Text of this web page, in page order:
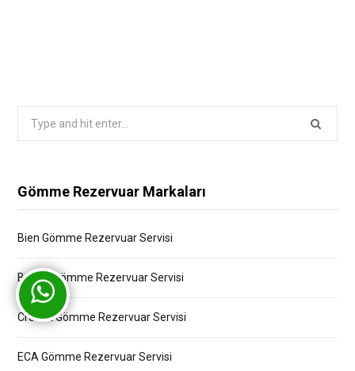
Gömme Rezervuar Markaları
Bien Gömme Rezervuar Servisi
Bocchi Gömme Rezervuar Servisi
Creavit Gömme Rezervuar Servisi
ECA Gömme Rezervuar Servisi